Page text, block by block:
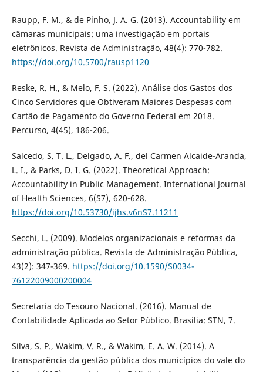
Raupp, F. M., & de Pinho, J. A. G. (2013). Accountability em
câmaras municipais: uma investigação em portais
eletrônicos. Revista de Administração, 48(4): 770-782.
https://doi.org/10.5700/rausp1120
Reske, R. H., & Melo, F. S. (2022). Análise dos Gastos dos
Cinco Servidores que Obtiveram Maiores Despesas com
Cartão de Pagamento do Governo Federal em 2018.
Percurso, 4(45), 186-206.
Salcedo, S. T. L., Delgado, A. F., del Carmen Alcaide-Aranda,
L. I., & Parks, D. I. G. (2022). Theoretical Approach:
Accountability in Public Management. International Journal
of Health Sciences, 6(S7), 620-628.
https://doi.org/10.53730/ijhs.v6nS7.11211
Secchi, L. (2009). Modelos organizacionais e reformas da
administração pública. Revista de Administração Pública,
43(2): 347-369. https://doi.org/10.1590/S0034-
76122009000200004
Secretaria do Tesouro Nacional. (2016). Manual de
Contabilidade Aplicada ao Setor Público. Brasília: STN, 7.
Silva, S. P., Wakim, V. R., & Wakim, E. A. W. (2014). A
transparência da gestão pública dos municípios do vale do